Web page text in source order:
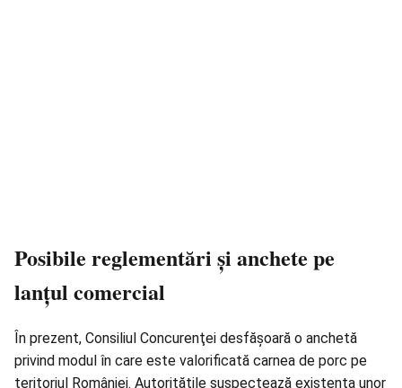
Posibile reglementări și anchete pe
lanțul comercial
În prezent, Consiliul Concurenţei desfăşoară o anchetă
privind modul în care este valorificată carnea de porc pe
teritoriul României. Autoritățile suspectează existența unor